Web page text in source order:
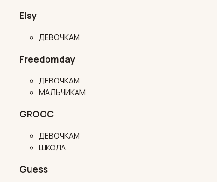
Elsy
ДЕВОЧКАМ
Freedomday
ДЕВОЧКАМ
МАЛЬЧИКАМ
GROOC
ДЕВОЧКАМ
ШКОЛА
Guess